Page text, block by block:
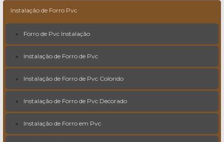
Instalação de Forro Pvc
Forro de Pvc Instalação
Instalação de Forro de Pvc
Instalação de Forro de Pvc Colorido
Instalação de Forro de Pvc Decorado
Instalação de Forro em Pvc